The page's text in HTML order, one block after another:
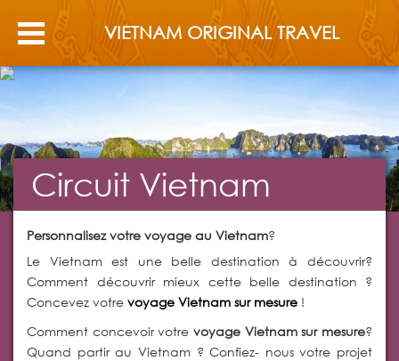
Circuit Vietnam
Personnalisez votre voyage au Vietnam?
Le Vietnam est une belle destination à découvrir?
Comment découvrir mieux cette belle destination ?
Concevez votre voyage Vietnam sur mesure !
Comment concevoir votre voyage Vietnam sur mesure?
Quand partir au Vietnam ? Confiez- nous votre projet
VIETNAM ORIGINAL TRAVEL